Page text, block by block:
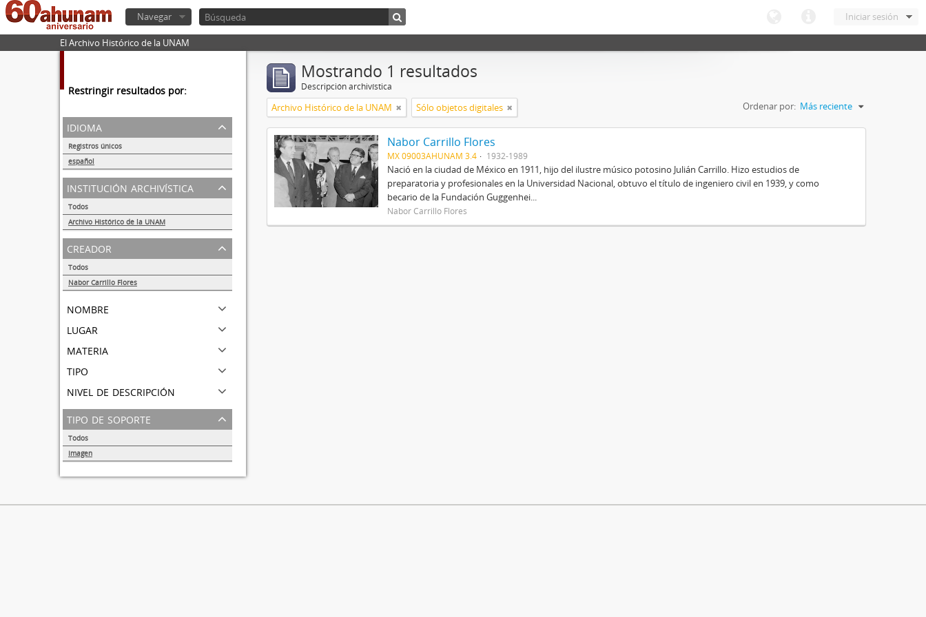
Iniciar sesión
Navegar
El Archivo Histórico de la UNAM
Restringir resultados por:
idioma
Registros únicos
español
1
institución archivística
Todos
Archivo Histórico de la UNAM
1
creador
Todos
Nabor Carrillo Flores
nombre
lugar
materia
tipo
nivel de descripción
tipo de soporte
Todos
Imagen
Mostrando 1 resultados
Descripción archivística
Archivo Histórico de la UNAM Sólo objetos digitales Ordenar por: Más reciente
Nabor Carrillo Flores
MX 09003AHUNAM 3.4 1932-1989
Nació en la ciudad de México en 1911, hijo del ilustre músico potosino Julián Carrillo. Hizo estudios de
preparatoria y profesionales en la Universidad Nacional, obtuvo el título de ingeniero civil en 1939, y como
becario de la Fundación Guggenhei...
Nabor Carrillo Flores